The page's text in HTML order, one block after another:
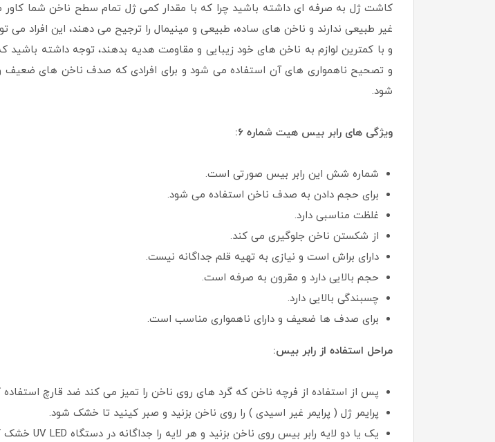
کاشت ژل به صرفه ای داشته باشید چرا که با مقدار کمی ژل تمام سطح ناخن شما
غیر طبیعی ندارند و ناخن های ساده، طبیعی و مینیمال را ترجیح می دهند، این افراد می
و با کمترین لوازم به ناخن های خود زیبایی و مقاومت هدیه بدهند، توجه داشته
و تصحیح ناهمواری های آن استفاده می شود و برای افرادی که صدف ناخن های
شود.
ویژگی های رابر بیس هیت شماره 6:
شماره شش این رابر بیس صورتی است.
برای حجم دادن به صدف ناخن استفاده می شود.
غلظت مناسبی دارد.
از شکستن ناخن جلوگیری می کند.
دارای براش است و نیازی به تهیه قلم جداگانه نیست.
حجم بالایی دارد و مقرون به صرفه است.
چسبندگی بالایی دارد.
برای صدف ها ضعیف و دارای ناهمواری مناسب است.
مراحل استفاده از رابر بیس:
پس از استفاده از فرچه ناخن که گرد های روی ناخن را تمیز می کند ضد قارچ استفاده
پرایمر ژل ( پرایمر غیر اسیدی ) را روی ناخن بزنید و صبر کینید تا خشک شود.
یک یا دو لایه رابر بیس روی ناخن بزنید و هر لایه را جداگانه در دستگاه UV LED خشک کنید.